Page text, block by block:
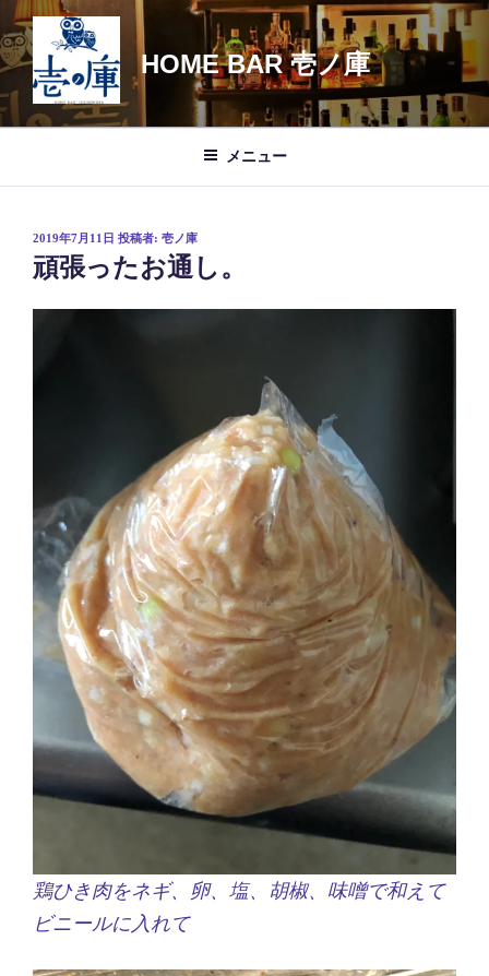
コ
ン
テ
ン
ツ
HOME BAR 壱ノ庫
メニュー
投
稿
日:
2019年7月11日 投稿者: 壱ノ庫
頑張ったお通し。
鶏ひき肉をネギ、卵、塩、胡椒、味噌で和えて
ビニールに入れて